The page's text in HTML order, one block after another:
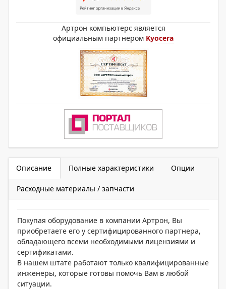
Артрон компьютерс является
официальным партнером Kyocera
Описание Полные характеристики Опции
Расходные материалы / запчасти
Покупая оборудование в компании Артрон, Вы
приобретаете его у сертифицированного партнера,
обладающего всеми необходимыми лицензиями и
сертификатами.
В нашем штате работают только квалифицированные
инженеры, которые готовы помочь Вам в любой
ситуации.